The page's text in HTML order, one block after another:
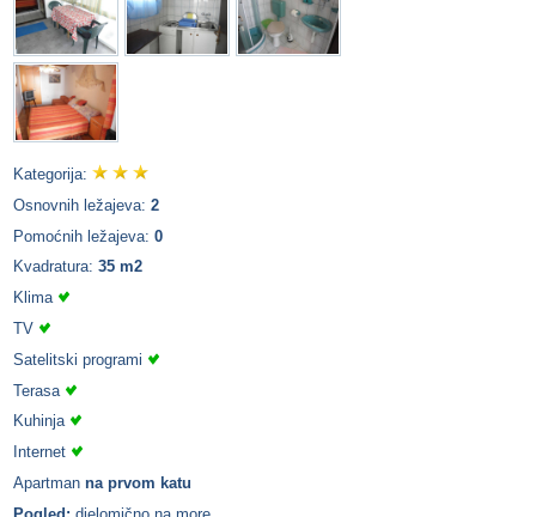
Kategorija:
Osnovnih ležajeva: 2
Pomoćnih ležajeva: 0
Kvadratura: 35 m2
Klima
TV
Satelitski programi
Terasa
Kuhinja
Internet
Apartman na prvom katu